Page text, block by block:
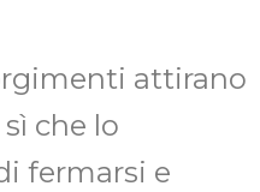
attirano
che lo
fermarsi e